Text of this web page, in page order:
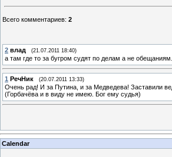
Всего комментариев: 2
2 влад (21.07.2011 18:40)
а там где то за бугром судят по делам а не обещаниям.
1 РечНик (20.07.2011 13:33)
Очень рад! И за Путина, и за Медведева! Заставили
(Горбачёва и в виду не имею. Бог ему судья)
Calendar